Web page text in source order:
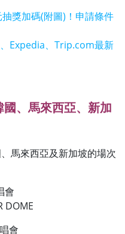
獎加碼(附圖)！申請條件
Expedia、Trip.com最新
、馬來西亞、新加
馬來西亞及新加坡的場次
會
DOME
會